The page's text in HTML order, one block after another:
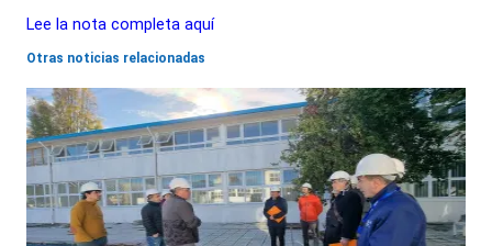
Lee la nota completa aquí
Otras noticias relacionadas